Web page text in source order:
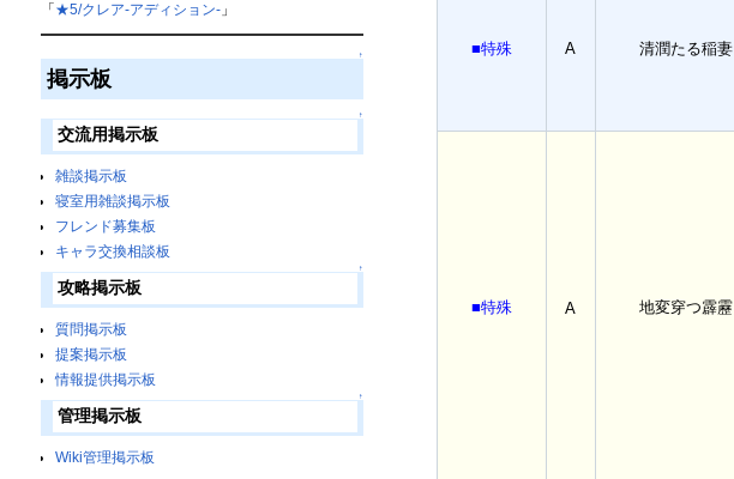
「 ★5/クレア-アディション-」
↑
掲示板
↑
交流用掲示板
雑談掲示板
寝室用雑談掲示板
フレンド募集板
キャラ交換相談板
↑
攻略掲示板
質問掲示板
提案掲示板
情報提供掲示板
↑
管理掲示板
Wiki管理掲示板
■特殊 A 清潤たる稲妻
■特殊 A 地変穿つ霹靂